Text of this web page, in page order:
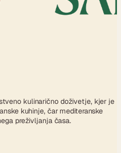
kulinarično doživetje, kjer je
kuhinje, čar mediteranske
preživljanja časa.